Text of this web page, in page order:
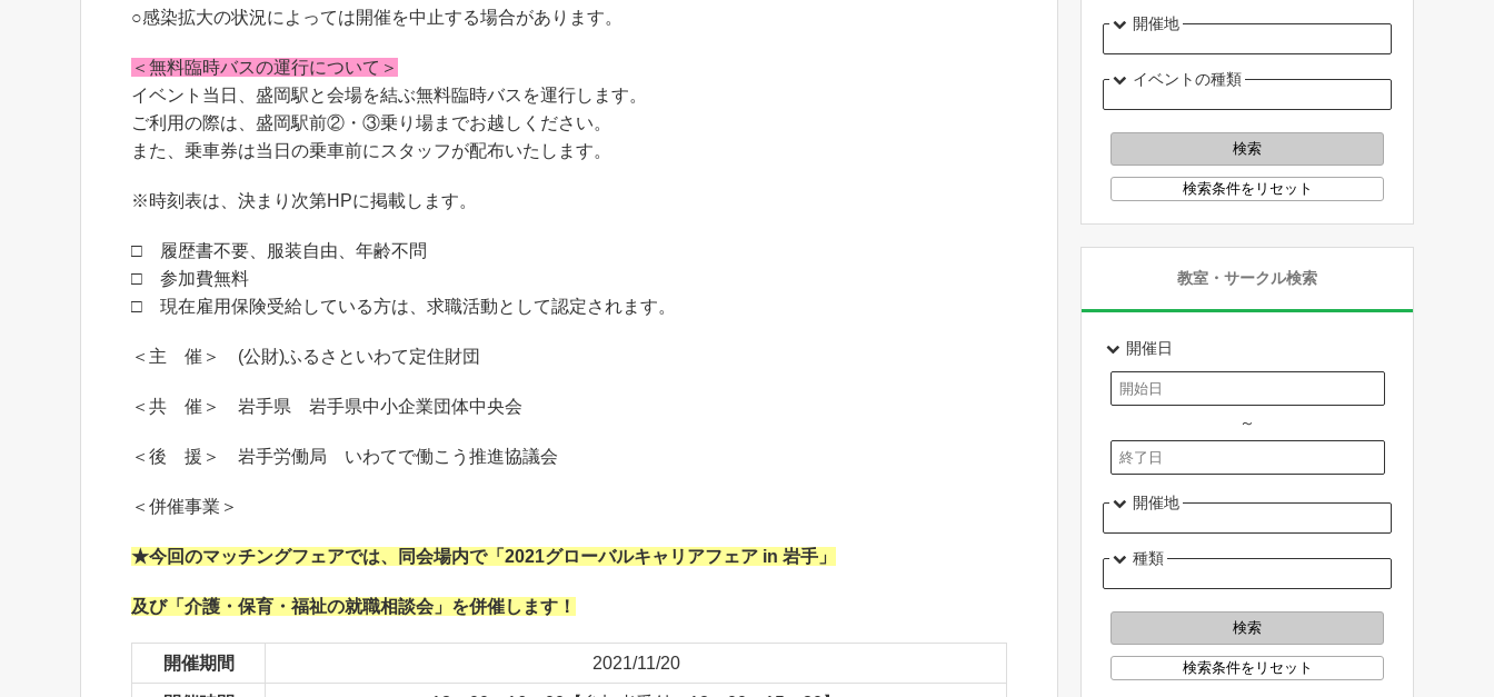
○感染拡大の状況によっては開催を中止する場合があります。
＜無料臨時バスの運行について＞
イベント当日、盛岡駅と会場を結ぶ無料臨時バスを運行します。
ご利用の際は、盛岡駅前②・③乗り場までお越しください。
また、乗車券は当日の乗車前にスタッフが配布いたします。
※時刻表は、決まり次第HPに掲載します。
□ 履歴書不要、服装自由、年齢不問
□ 参加費無料
□ 現在雇用保険受給している方は、求職活動として認定されます。
＜主 催＞ (公財)ふるさといわて定住財団
＜共 催＞ 岩手県 岩手県中小企業団体中央会
＜後 援＞ 岩手労働局 いわてで働こう推進協議会
＜併催事業＞
★今回のマッチングフェアでは、同会場内で「2021グローバルキャリアフェア in 岩手」
及び「介護・保育・福祉の就職相談会」を併催します！
開催期間 2021/11/20
開催地
イベントの種類
教室・サークル検索
開催日
～
開催地
種類